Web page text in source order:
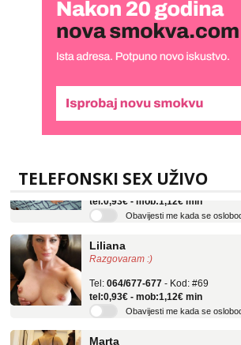
TELEFONSKI SEX UŽIVO
Lucija
Tel: 064/677-677 - Kod: #136
tel:0,93€ - mob:1,12€ min
Obavijesti me kada se oslobodi
Razgovaram :)
064/677-677
tel:0,93€ - mob:1,12€ min
Obavijesti me kada se oslobodi
Razgovaram :)